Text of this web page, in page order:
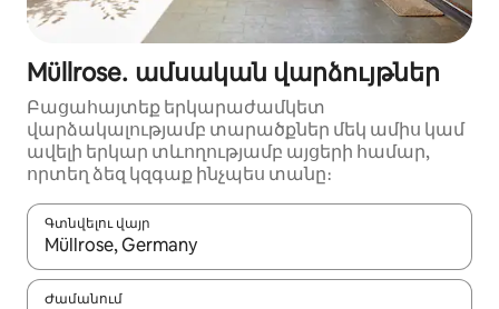
Müllrose․ ամսական վարձույթներ
Բացահայտեք երկարաժամկետ
վարձակալությամբ տարածքներ մեկ ամիս կամ
ավելի երկար տևողությամբ այցերի համար,
որտեղ ձեզ կզգաք ինչպես տանը։
Գտնվելու վայր
Երբ արդյունքները հասանելի լինեն, սլաքների
Ժամանում